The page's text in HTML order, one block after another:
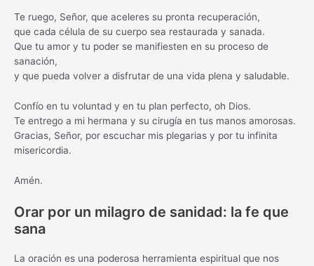
Te ruego, Señor, que aceleres su pronta recuperación,
que cada célula de su cuerpo sea restaurada y sanada.
Que tu amor y tu poder se manifiesten en su proceso de
sanación,
y que pueda volver a disfrutar de una vida plena y saludable.
Confío en tu voluntad y en tu plan perfecto, oh Dios.
Te entrego a mi hermana y su cirugía en tus manos amorosas.
Gracias, Señor, por escuchar mis plegarias y por tu infinita
misericordia.
Amén.
Orar por un milagro de sanidad: la fe que
sana
La oración es una poderosa herramienta espiritual que nos